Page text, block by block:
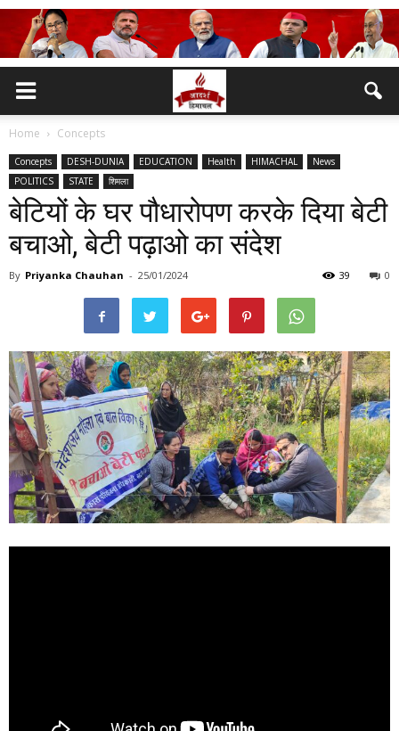
Home Concepts
Concepts DESH-DUNIA EDUCATION Health HIMACHAL
News
POLITICS
STATE शिमला
बेटियों के घर पौधारोपण करके दिया बेटी
बचाओ, बेटी पढ़ाओ का संदेश
By Priyanka Chauhan - 25/01/2024 0
39